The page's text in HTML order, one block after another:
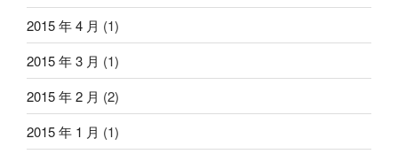
2015 年 4 月 (1)
2015 年 3 月 (1)
2015 年 2 月 (2)
2015 年 1 月 (1)